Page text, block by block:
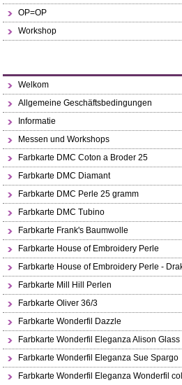
OP=OP
Workshop
Welkom
Allgemeine Geschäftsbedingungen
Informatie
Messen und Workshops
Farbkarte DMC Coton a Broder 25
Farbkarte DMC Diamant
Farbkarte DMC Perle 25 gramm
Farbkarte DMC Tubino
Farbkarte Frank's Baumwolle
Farbkarte House of Embroidery Perle
Farbkarte House of Embroidery Perle -
Farbkarte Mill Hill Perlen
Farbkarte Oliver 36/3
Farbkarte Wonderfil Dazzle
Farbkarte Wonderfil Eleganza Alison Glass
Farbkarte Wonderfil Eleganza Sue Spargo
Farbkarte Wonderfil Eleganza Wonderfil